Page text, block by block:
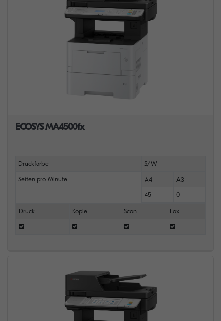
ECOSYS MA4500fx
Druckfarbe S/W
Seiten pro Minute A4 A3
45 0
Druck Kopie Scan Fax